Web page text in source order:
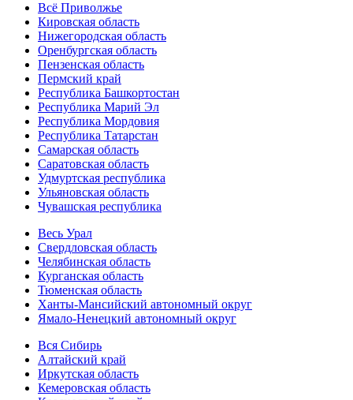
Всё Приволжье
Кировская область
Нижегородская область
Оренбургская область
Пензенская область
Пермский край
Республика Башкортостан
Республика Марий Эл
Республика Мордовия
Республика Татарстан
Самарская область
Саратовская область
Удмуртская республика
Ульяновская область
Чувашская республика
Весь Урал
Свердловская область
Челябинская область
Курганская область
Тюменская область
Ханты-Мансийский автономный округ
Ямало-Ненецкий автономный округ
Вся Сибирь
Алтайский край
Иркутская область
Кемеровская область